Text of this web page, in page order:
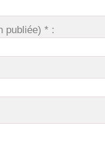
publiée) * :